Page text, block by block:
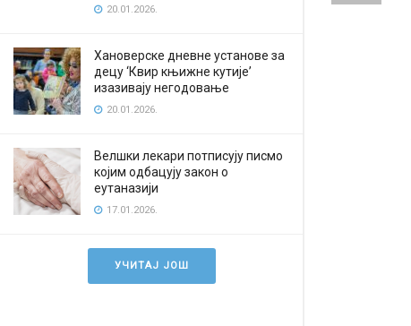
20.01.2026.
Хановерске дневне установе за
децу ‘Квир књижне кутије’
изазивају негодовање
20.01.2026.
Велшки лекари потписују писмо
којим одбацују закон о
еутаназији
17.01.2026.
УЧИТАЈ ЈОШ